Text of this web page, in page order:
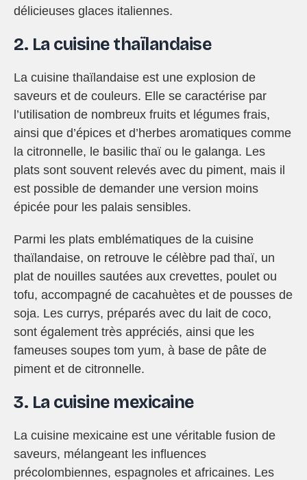
délicieuses glaces italiennes.
2. La cuisine thaïlandaise
La cuisine thaïlandaise est une explosion de
saveurs et de couleurs. Elle se caractérise par
l’utilisation de nombreux fruits et légumes frais,
ainsi que d’épices et d’herbes aromatiques comme
la citronnelle, le basilic thaï ou le galanga. Les
plats sont souvent relevés avec du piment, mais il
est possible de demander une version moins
épicée pour les palais sensibles.
Parmi les plats emblématiques de la cuisine
thaïlandaise, on retrouve le célèbre pad thaï, un
plat de nouilles sautées aux crevettes, poulet ou
tofu, accompagné de cacahuètes et de pousses de
soja. Les currys, préparés avec du lait de coco,
sont également très appréciés, ainsi que les
fameuses soupes tom yum, à base de pâte de
piment et de citronnelle.
3. La cuisine mexicaine
La cuisine mexicaine est une véritable fusion de
saveurs, mélangeant les influences
précolombiennes, espagnoles et africaines. Les